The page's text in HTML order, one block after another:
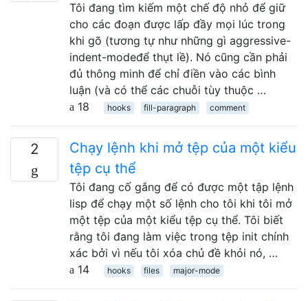
Tôi đang tìm kiếm một chế độ nhỏ để giữ
cho các đoạn được lấp đầy mọi lúc trong
khi gõ (tương tự như những gì aggressive-
indent-modeđể thụt lề). Nó cũng cần phải
đủ thông minh để chỉ điền vào các bình
luận (và có thể các chuỗi tùy thuộc …
18
hooks fill-paragraph comment
2
Chạy lệnh khi mở tệp của một kiểu
tệp cụ thể
Tôi đang cố gắng để có được một tập lệnh
lisp để chạy một số lệnh cho tôi khi tôi mở
một tệp của một kiểu tệp cụ thể. Tôi biết
rằng tôi đang làm việc trong tệp init chính
xác bởi vì nếu tôi xóa chủ đề khỏi nó, …
14
hooks files major-mode